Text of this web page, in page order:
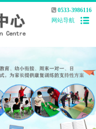
0533-3986116
网站导航